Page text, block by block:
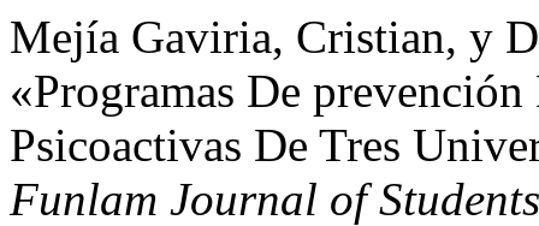
Mejía Gaviria, Cristian, y
«Programas De
Psicoactivas De Tres
Funlam Journal of